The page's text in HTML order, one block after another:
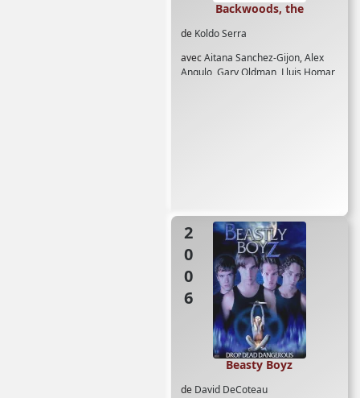
de Koldo Serra
avecAitana Sanchez-Gijon,Alex
Angulo, Gary Oldman, Lluis Homar,
Backwoods, the
2006
de David DeCoteau
Beasty Boyz